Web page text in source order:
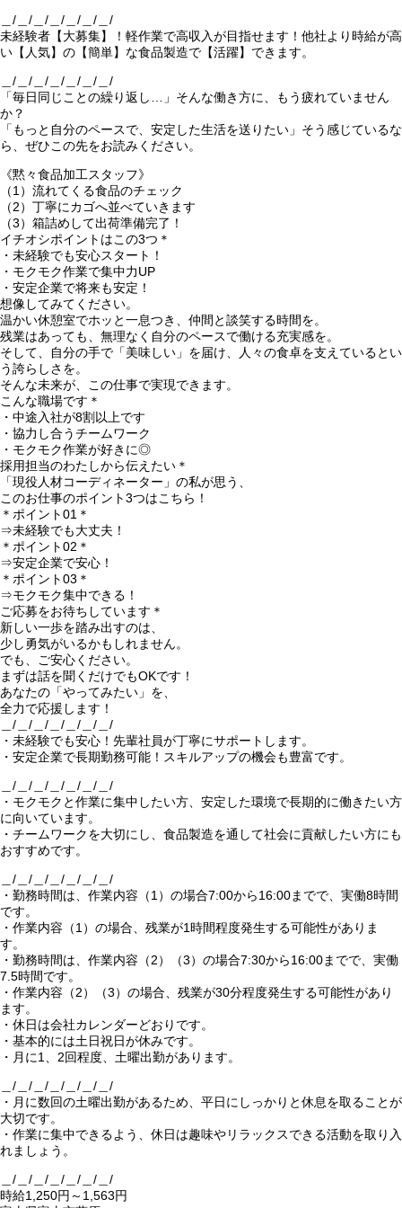
＿/＿/＿/＿/＿/＿/＿/
未経験者【大募集】！軽作業で高収入が目指せます！他社より時給が高
い【人気】の【簡単】な食品製造で【活躍】できます。
＿/＿/＿/＿/＿/＿/＿/
「毎日同じことの繰り返し…」そんな働き方に、もう疲れていません
か？
「もっと自分のペースで、安定した生活を送りたい」そう感じているな
ら、ぜひこの先をお読みください。
《黙々食品加工スタッフ》
（1）流れてくる食品のチェック
（2）丁寧にカゴへ並べていきます
（3）箱詰めして出荷準備完了！
イチオシポイントはこの3つ＊
・未経験でも安心スタート！
・モクモク作業で集中力UP
・安定企業で将来も安定！
想像してみてください。
温かい休憩室でホッと一息つき、仲間と談笑する時間を。
残業はあっても、無理なく自分のペースで働ける充実感を。
そして、自分の手で「美味しい」を届け、人々の食卓を支えているとい
う誇らしさを。
そんな未来が、この仕事で実現できます。
こんな職場です＊
・中途入社が8割以上です
・協力し合うチームワーク
・モクモク作業が好きに◎
採用担当のわたしから伝えたい＊
「現役人材コーディネーター」の私が思う、
このお仕事のポイント3つはこちら！
＊ポイント01＊
⇒未経験でも大丈夫！
＊ポイント02＊
⇒安定企業で安心！
＊ポイント03＊
⇒モクモク集中できる！
ご応募をお待ちしています＊
新しい一歩を踏み出すのは、
少し勇気がいるかもしれません。
でも、ご安心ください。
まずは話を聞くだけでもOKです！
あなたの「やってみたい」を、
全力で応援します！
＿/＿/＿/＿/＿/＿/＿/
・未経験でも安心！先輩社員が丁寧にサポートします。
・安定企業で長期勤務可能！スキルアップの機会も豊富です。
＿/＿/＿/＿/＿/＿/＿/
・モクモクと作業に集中したい方、安定した環境で長期的に働きたい方
に向いています。
・チームワークを大切にし、食品製造を通して社会に貢献したい方にも
おすすめです。
＿/＿/＿/＿/＿/＿/＿/
・勤務時間は、作業内容（1）の場合7:00から16:00までで、実働8時間
です。
・作業内容（1）の場合、残業が1時間程度発生する可能性がありま
す。
・勤務時間は、作業内容（2）（3）の場合7:30から16:00までで、実働
7.5時間です。
・作業内容（2）（3）の場合、残業が30分程度発生する可能性があり
ます。
・休日は会社カレンダーどおりです。
・基本的には土日祝日が休みです。
・月に1、2回程度、土曜出勤があります。
＿/＿/＿/＿/＿/＿/＿/
・月に数回の土曜出勤があるため、平日にしっかりと休息を取ることが
大切です。
・作業に集中できるよう、休日は趣味やリラックスできる活動を取り入
れましょう。
＿/＿/＿/＿/＿/＿/＿/
時給1,250円～1,563円